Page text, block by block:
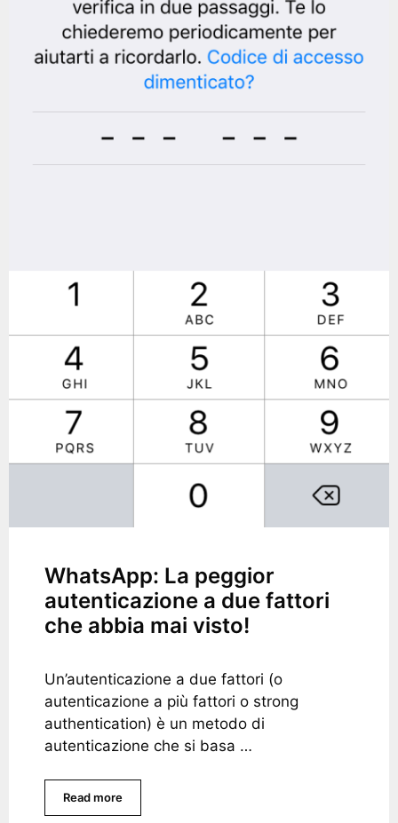
WhatsApp: La peggior
autenticazione a due fattori
che abbia mai visto!
Un’autenticazione a due fattori (o
autenticazione a più fattori o strong
authentication) è un metodo di
autenticazione che si basa …
Read more